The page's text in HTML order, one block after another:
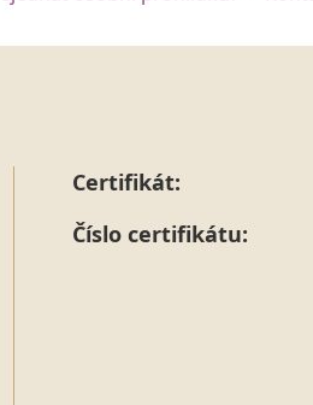
Certifikát:
Číslo certifikátu: